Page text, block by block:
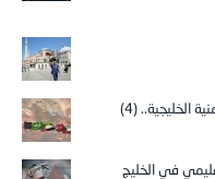
الخليجية.. (4)
في الخليج